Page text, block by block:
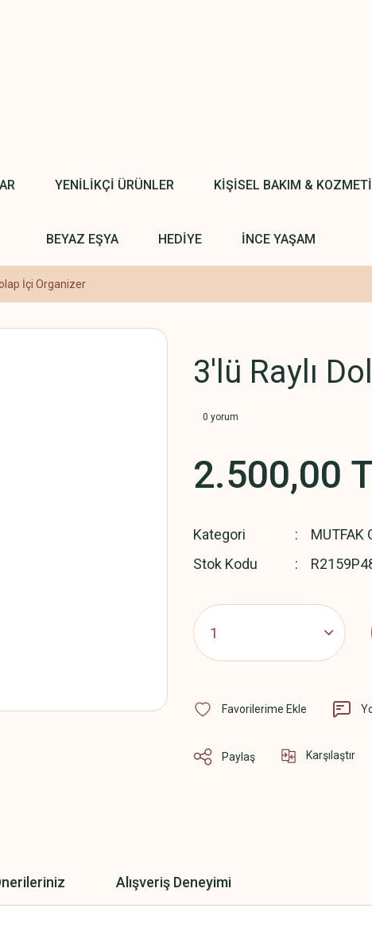
YENİLİKÇİ ÜRÜNLER KİŞİSEL BAKIM &
BEYAZ EŞYA HEDİYE İNCE YAŞAM
İçi Organizer
3'lü Raylı
0 yorum
2.500,00
Kategori
MUTFAK
Stok Kodu
Paylaş Karşılaştır
Alışveriş Deneyimi